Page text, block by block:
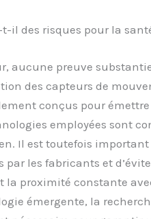
t-il des risques pour la
aucune preuve
des capteurs de
conçus pour
employées sont
Il est toutefois important
par les fabricants et
proximité constante
émergente, la